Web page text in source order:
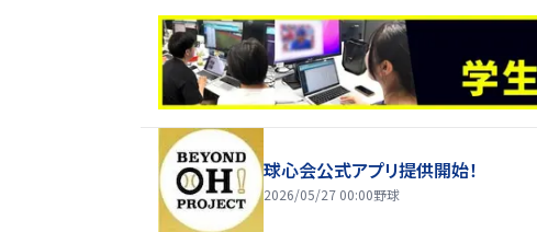
球心会公式アプリ提供開始！
2026/05/27 00:00野球